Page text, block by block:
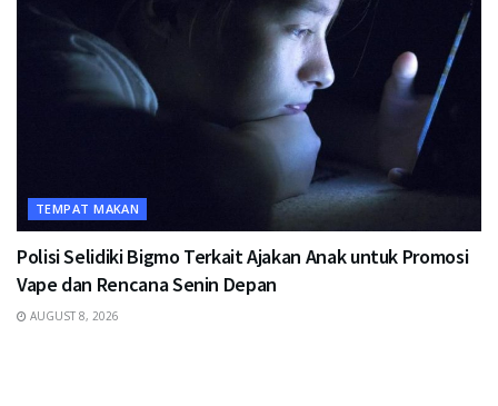
TEMPAT MAKAN
Polisi Selidiki Bigmo Terkait Ajakan Anak untuk Promosi
Vape dan Rencana Senin Depan
AUGUST 8, 2026